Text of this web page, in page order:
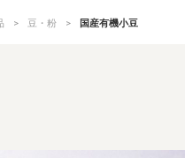
豆・粉 国産有機小豆